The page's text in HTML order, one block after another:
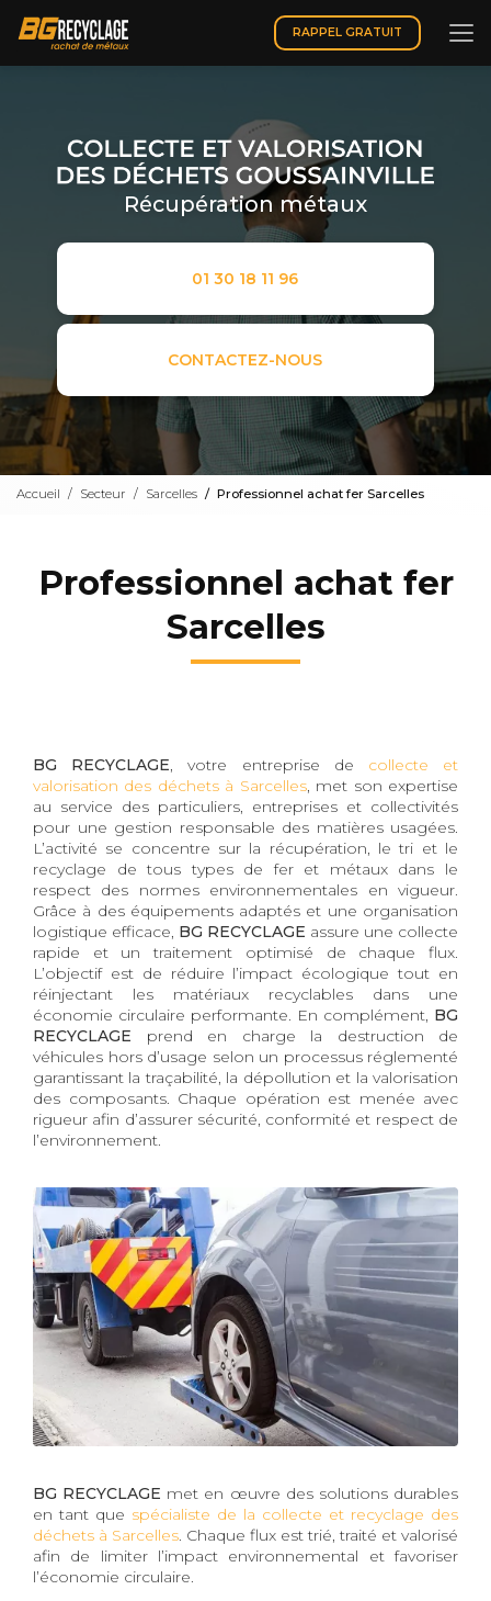
contenu
principal
RAPPEL GRATUIT
Récupération métaux
01 30 18 11 96
CONTACTEZ-NOUS
Accueil Secteur Sarcelles Professionnel achat fer Sarcelles
Professionnel achat fer
Sarcelles
BG RECYCLAGE, votre entreprise de collecte et
valorisation des déchets à Sarcelles, met son expertise
au service des particuliers, entreprises et collectivités
pour une gestion responsable des matières usagées.
L’activité se concentre sur la récupération, le tri et le
recyclage de tous types de fer et métaux dans le
respect des normes environnementales en vigueur.
Grâce à des équipements adaptés et une organisation
logistique efficace, BG RECYCLAGE assure une collecte
rapide et un traitement optimisé de chaque flux.
L’objectif est de réduire l’impact écologique tout en
réinjectant les matériaux recyclables dans une
économie circulaire performante. En complément, BG
RECYCLAGE prend en charge la destruction de
véhicules hors d’usage selon un processus réglementé
garantissant la traçabilité, la dépollution et la valorisation
des composants. Chaque opération est menée avec
rigueur afin d’assurer sécurité, conformité et respect de
l’environnement.
BG RECYCLAGE met en œuvre des solutions durables
en tant que spécialiste de la collecte et recyclage des
déchets à Sarcelles. Chaque flux est trié, traité et valorisé
afin de limiter l’impact environnemental et favoriser
l’économie circulaire.